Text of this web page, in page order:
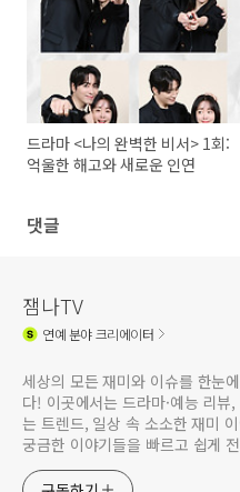
드라마 <나의 완벽한 비서> 1회:
억울한 해고와 새로운 인연
댓글
잼나TV
연예분야 크리에이터
세상의 모든 재미와 이슈를 한눈
다! 이곳에서는 드라마·예능 리뷰
는 트렌드, 일상 속 소소한 재미
궁금한 이야기들을 빠르고 쉽게